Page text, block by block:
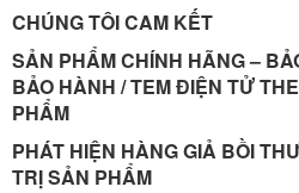
CHÚNG TÔI CAM KẾT
SẢN PHẨM CHÍNH HÃNG –
BẢO HÀNH / TEM ĐIỆN TỬ
PHẨM
PHÁT HIỆN HÀNG GIẢ BỒI
TRỊ SẢN PHẨM